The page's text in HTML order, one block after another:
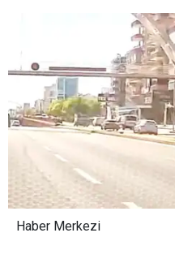
Haber Merkezi